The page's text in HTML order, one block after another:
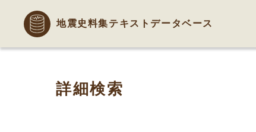
地震史料集テキストデータベース
詳細検索